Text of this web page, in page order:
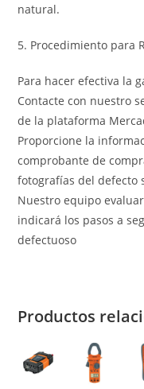
natural.
5. Procedimiento para
Para hacer efectiva la
Contacte con nuestro
de la plataforma
Proporcione la
comprobante de
fotografías del defecto
Nuestro equipo
indicará los pasos a
defectuoso
Productos